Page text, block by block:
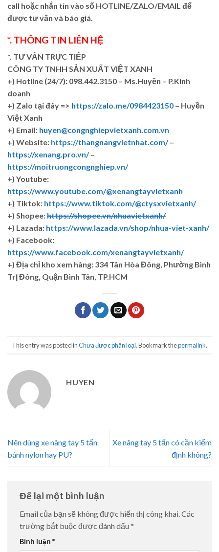
call hoặc nhắn tin vào số HOTLINE/ZALO/EMAIL để
được tư vấn và báo giá.
*. THÔNG TIN LIÊN HỆ
*. TƯ VẤN TRỰC TIẾP
CÔNG TY TNHH SẢN XUẤT VIỆT XANH
+) Hotline (24/7): 098.442.3150 – Ms.Huyền – P.Kinh
doanh
+) Zalo tại đây => https://zalo.me/0984423150 – Huyền
Việt Xanh
+) Email: huyen@congnghiepvietxanh.com.vn
+) Website: https://thangnangvietnhat.com/–
https://xenang.pro.vn/–
https://moitruongcongnghiep.vn/
+) Youtube:
https://www.youtube.com/@xenangtayvietxanh
+) Tiktok: https://www.tiktok.com/@ctysxvietxanh/
+) Shopee:https://shopee.vn/nhuavietxanh/
+) Lazada: https://www.lazada.vn/shop/nhua-viet-xanh/
+) Facebook:
https://www.facebook.com/xenangtayvietxanh/
+) Địa chỉ kho xem hàng: 334 Tân Hòa Đông, Phường Bình
Trị Đông, Quận Bình Tân, TP.HCM
This entry was posted inChưa được phân loại. Bookmark thepermalink.
HUYEN
Nên dùng xe nâng tay 5 tấn
bánh nylon hay PU?
Xe nâng tay 5 tấn có cần kiểm
định không?
Để lại một bình luận
Email của bạn sẽ không được hiển thị công khai.Các
trường bắt buộc được đánh dấu *
Bình luận *